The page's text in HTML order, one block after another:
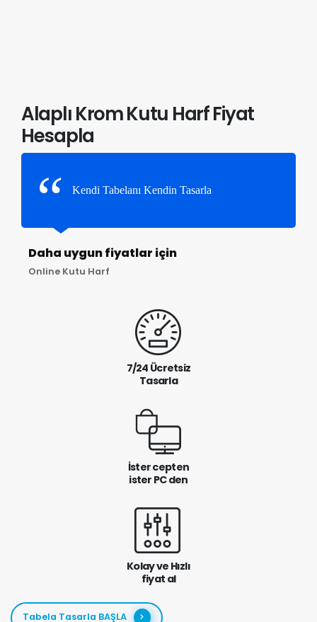
Alaplı Krom Kutu Harf Fiyat
Hesapla
Kendi Tabelanı Kendin Tasarla
Daha uygun fiyatlar için
Online Kutu Harf
7/24 Ücretsiz
Tasarla
İster cepten
ister PC den
Kolay ve Hızlı
fiyat al
Tabela Tasarla BAŞLA